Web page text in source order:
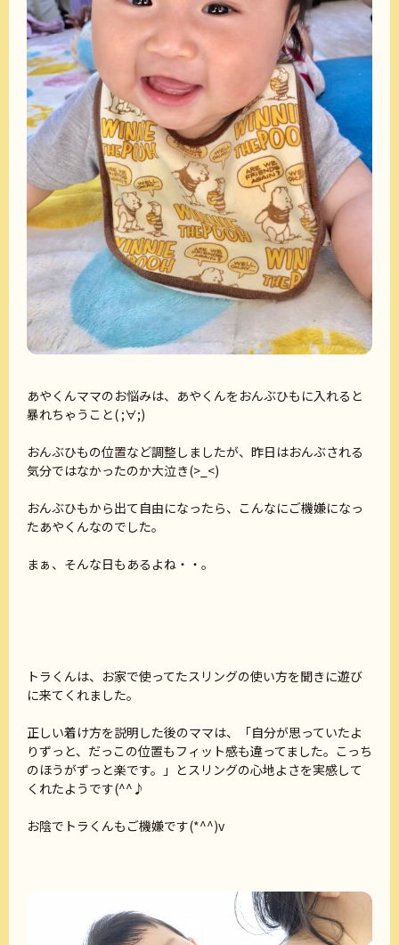
あやくんママのお悩みは、あやくんをおんぶひもに入れると
暴れちゃうこと( ;∀;)
おんぶひもの位置など調整しましたが、昨日はおんぶされる
気分ではなかったのか大泣き(>_<)
おんぶひもから出て自由になったら、こんなにご機嫌になっ
たあやくんなのでした。
まぁ、そんな日もあるよね・・。
トラくんは、お家で使ってたスリングの使い方を聞きに遊び
に来てくれました。
正しい着け方を説明した後のママは、「自分が思っていたよ
りずっと、だっこの位置もフィット感も違ってました。こっち
のほうがずっと楽です。」とスリングの心地よさを実感して
くれたようです(^^♪
お陰でトラくんもご機嫌です(*^^)v